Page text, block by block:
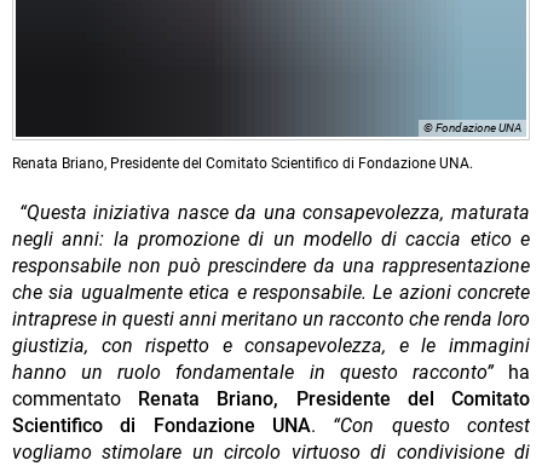
© Fondazione UNA
Renata Briano, Presidente del Comitato Scientifico di Fondazione UNA.
“Questa iniziativa nasce da una consapevolezza, maturata
negli anni: la promozione di un modello di caccia etico e
responsabile non può prescindere da una rappresentazione
che sia ugualmente etica e responsabile. Le azioni concrete
intraprese in questi anni meritano un racconto che renda loro
giustizia, con rispetto e consapevolezza, e le immagini
hanno un ruolo fondamentale in questo racconto”ha
commentato
Renata Briano, Presidente del Comitato
Scientifico di Fondazione UNA. “Con questo contest
vogliamo stimolare un circolo virtuoso di condivisione di